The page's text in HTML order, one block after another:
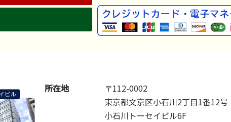
2024年2月
2024年1月
2023年8月
所在地
〒112-0002
東京都文京区小石川2丁目1番12号
小石川トーセイビル6F